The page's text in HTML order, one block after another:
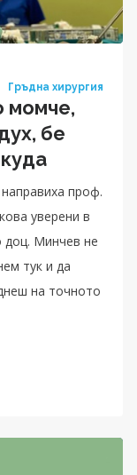
Гръдна хирургия
момче,
бе
проф.
уверени в
доц. Минчев не
тук и да
на точното